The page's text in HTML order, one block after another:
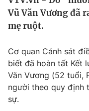
Y tế
Tin tức
Thế giới đó đây
Câu chuyện quốc tế
Kinh tế
Tài chính
Thị trường
Dữ liệu và đời sống
Vũ Văn Vương đã
mẹ ruột.
Cơ quan Cảnh sát
biết đã hoàn tất Kết
Văn Vương (52 tuổi,
người theo quy định
sự.